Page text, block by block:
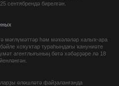
сентябрендә бирелгән.
мәғлүмәттәр һәм мәҡәләләр халыҡ-ара
хоҡуҡтар тураһындағы ҡануниәте
агентлығының бөтә хәбәрҙәре лә 18
өлөшләтә файҙаланғанда